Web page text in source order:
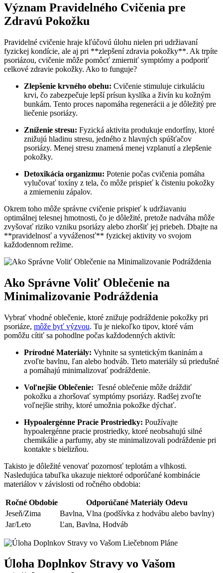
Význam ‍Pravidelného Cvičenia pre
Zdravú Pokožku
Pravidelné cvičenie hraje ⁣kľúčovú úlohu nielen pri udržiavaní
fyzickej kondície, ale aj pri ⁢**zlepšení zdravia pokožky**. Ak trpíte
psoriázou, cvičenie môže pomôcť zmierniť symptómy a podporiť
⁤celkové zdravie pokožky. Ako to funguje?
Zlepšenie krvného obehu: Cvičenie ‍stimuluje cirkuláciu‌
krvi, čo zabezpečuje lepší prísun ‍kyslíka ⁤a živín ku kožným
bunkám. Tento proces napomáha ⁣regenerácii a je‌ dôležitý pre‌
liečenie⁢ psoriázy.
Zníženie stresu: Fyzická aktivita produkuje endorfíny, ktoré
znižujú hladinu stresu, jedného z hlavných ⁢spúšťačov
psoriázy. Menej stresu znamená menej vzplanutí a zlepšenie
pokožky.
Detoxikácia organizmu: Potenie počas cvičenia pomáha
vylučovať toxíny z tela, čo môže prispieť ​k čisteniu pokožky
a zmierneniu zápalov.
Okrem ‌toho môže správne cvičenie prispieť k udržiavaniu
optimálnej telesnej hmotnosti, čo je dôležité, pretože nadváha môže
zvyšovať riziko vzniku psoriázy⁢ alebo zhoršiť jej priebeh. ⁣Dbajte na
**pravidelnosť a vyváženosť** fyzickej ⁤aktivity vo svojom
každodennom režime.
Ako Správne Voliť‌ Oblečenie na
Minimalizovanie Podráždenia
Vybrať vhodné oblečenie, ktoré znižuje podráždenie pokožky pri
psoriáze, môže byť výzvou. Tu je niekoľko tipov, ktoré vám
⁢pomôžu cítiť ‌sa pohodlne počas každodenných aktivít:
Prírodné Materiály: Vyhnite sa syntetickým tkaninám a
zvoľte bavlnu, ľan alebo hodváb. Tieto materiály⁢ sú priedušné
a pomáhajú minimalizovať podráždenie.
Voľnejšie Oblečenie: ‌ Tesné ⁤oblečenie môže dráždiť
pokožku a ​zhoršovať symptómy psoriázy.‍ Radšej ​zvoľte
voľnejšie strihy, ktoré umožnia pokožke dýchať.
Hypoalergénne Pracie Prostriedky: Používajte
hypoalergénne pracie prostriedky, ktoré neobsahujú silné
chemikálie a parfumy, ⁣aby ste minimalizovali podráždenie pri‌
kontakte s bielizňou.
Takisto je dôležité venovať pozornosť teplotám a vlhkosti.
Nasledujúca tabuľka ukazuje ‌niektoré odporúčané kombinácie
materiálov⁤ v závislosti od ročného obdobia:
Ročné ⁢Obdobie
Odporúčané Materiály Odevu
Jeseň/Zima
Bavlna, Vlna (podšívka z hodvábu​ alebo bavlny)
Jar/Leto
Ľan, Bavlna, ⁢Hodváb
Úloha Doplnkov Stravy vo Vašom